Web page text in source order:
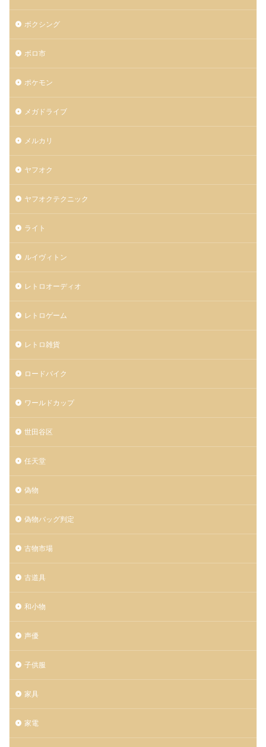
ボクシング
ボロ市
ポケモン
メガドライブ
メルカリ
ヤフオク
ヤフオクテクニック
ライト
ルイヴィトン
レトロオーディオ
レトロゲーム
レトロ雑貨
ロードバイク
ワールドカップ
世田谷区
任天堂
偽物
偽物バッグ判定
古物市場
古道具
和小物
声優
子供服
家具
家電